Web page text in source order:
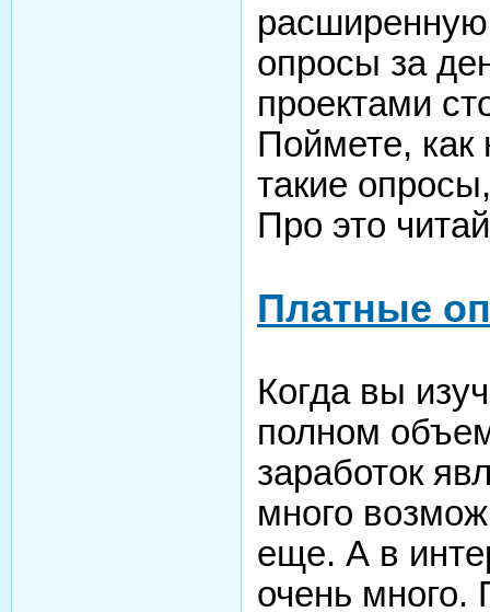
опросы за
проектами
Поймете, как
такие
Про это
Платные
Когда вы
полном
заработок
много
еще. А в
очень много.